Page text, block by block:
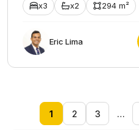
x3 x2 294 m²
Eric Lima
1 2 3 …